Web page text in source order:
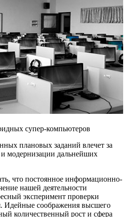
супер-компьютеров
плановых заданий влечет за
модернизации дальнейших
что постоянное информационно-
нашей деятельности
эксперимент проверки
Идейные соображения высшего
количественный рост и сфера